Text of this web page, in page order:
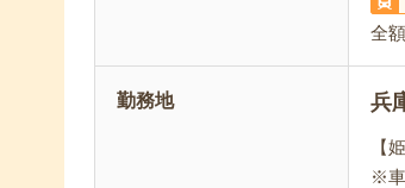
全
勤務地 兵
【
※